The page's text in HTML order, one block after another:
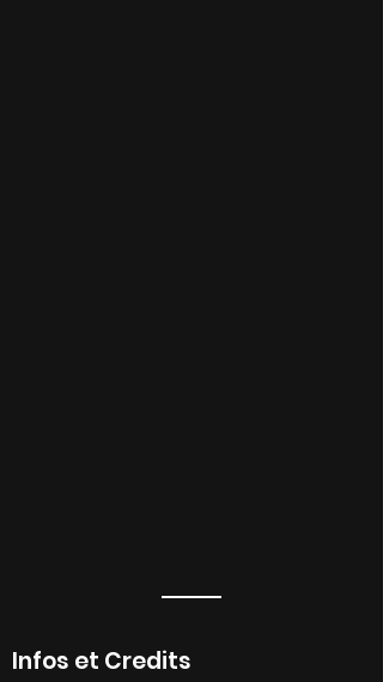
Infos et Credits